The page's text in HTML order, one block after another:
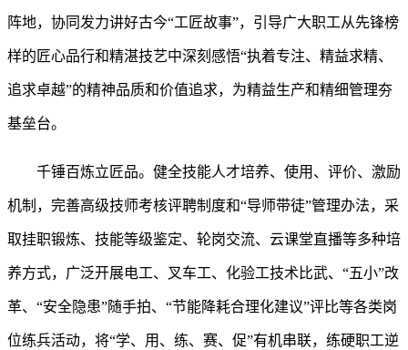
阵地，协同发力讲好古今“工匠故事”，引导广大职工从先锋榜
样的匠心品行和精湛技艺中深刻感悟“执着专注、精益求精、
追求卓越”的精神品质和价值追求，为精益生产和精细管理夯
基垒台。
千锤百炼立匠品。健全技能人才培养、使用、评价、激励
机制，完善高级技师考核评聘制度和“导师带徒”管理办法，采
取挂职锻炼、技能等级鉴定、轮岗交流、云课堂直播等多种培
养方式，广泛开展电工、叉车工、化验工技术比武、“五小”改
革、“安全隐患”随手拍、“节能降耗合理化建议”评比等各类岗
位练兵活动，将“学、用、练、赛、促”有机串联，练硬职工逆